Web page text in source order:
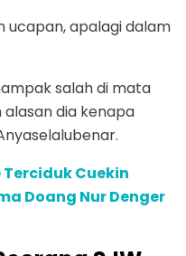
ucapan, apalagi dalam
salah di mata
dia kenapa
Cuekin
Doang Nur Denger